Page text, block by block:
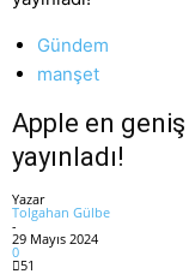
Gündem
manşet
Apple en geniş
yayınladı!
Yazar
Tolgahan Gülbe
-
29 Mayıs 2024
0
51